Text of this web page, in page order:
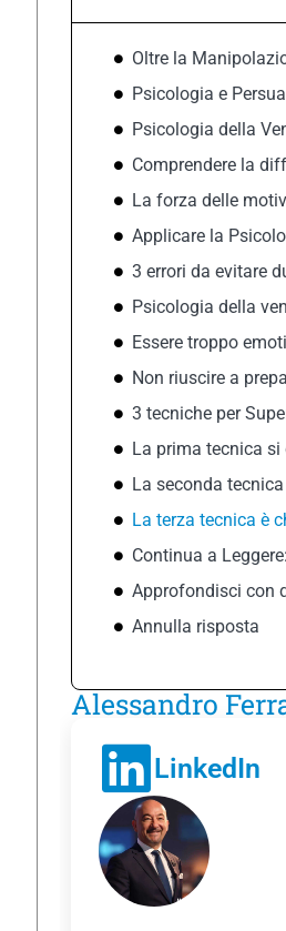
Essere troppo
Non riuscire a
Approfondisci con
Annulla risposta
Alessandro
LinkedIn